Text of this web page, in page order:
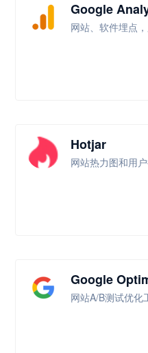
Google
网站、软件埋点
Hotjar
网站热力图和用
Google
网站A/B测试优化